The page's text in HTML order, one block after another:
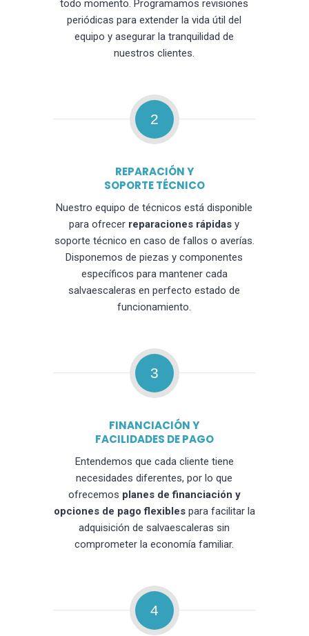
todo momento. Programamos revisiones
periódicas para extender la vida útil del
equipo y asegurar la tranquilidad de
nuestros clientes.
2
REPARACIÓN Y
SOPORTE TÉCNICO
Nuestro equipo de técnicos está disponible
para ofrecer reparaciones rápidas y
soporte técnico en caso de fallos o averías.
Disponemos de piezas y componentes
específicos para mantener cada
salvaescaleras en perfecto estado de
funcionamiento.
3
FINANCIACIÓN Y
FACILIDADES DE PAGO
Entendemos que cada cliente tiene
necesidades diferentes, por lo que
ofrecemos planes de financiación y
opciones de pago flexiblespara facilitar la
adquisición de salvaescaleras sin
comprometer la economía familiar.
4